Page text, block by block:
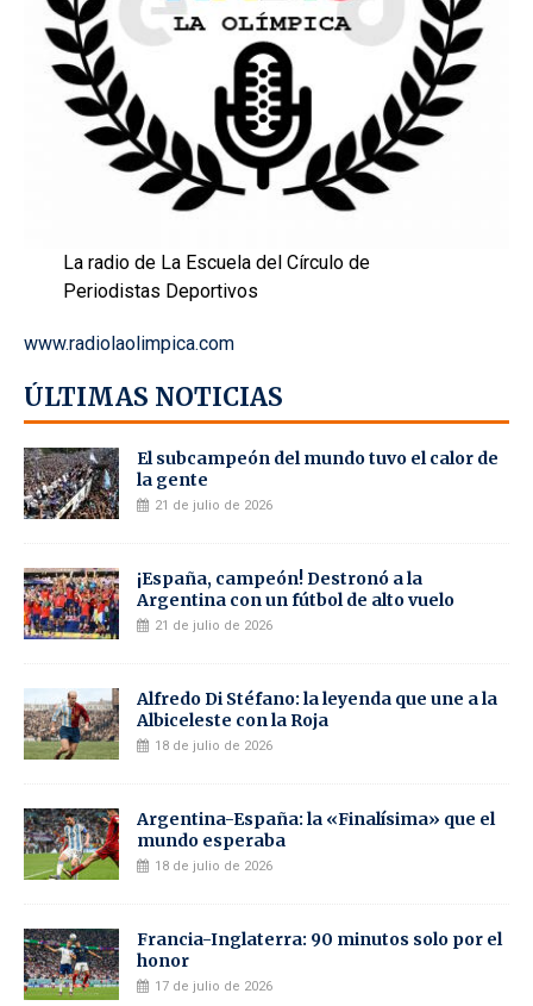
La radio de La Escuela del Círculo de
Periodistas Deportivos
www.radiolaolimpica.com
ÚLTIMAS NOTICIAS
El subcampeón del mundo tuvo el calor de
la gente
21 de julio de 2026
¡España, campeón! Destronó a la
Argentina con un fútbol de alto vuelo
21 de julio de 2026
Alfredo Di Stéfano: la leyenda que une a la
Albiceleste con la Roja
18 de julio de 2026
Argentina-España: la «Finalísima» que el
mundo esperaba
18 de julio de 2026
Francia-Inglaterra: 90 minutos solo por el
honor
17 de julio de 2026